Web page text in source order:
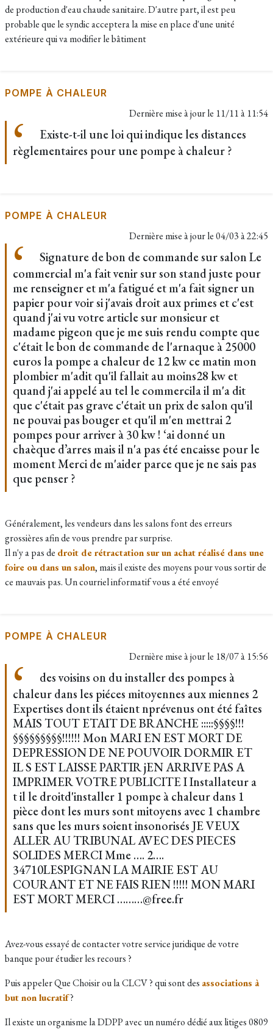
de production d'eau chaude sanitaire. D'autre part, il est peu
probable que le syndic acceptera la mise en place d'une unité
extérieure qui va modifier le bâtiment
POMPE À CHALEUR
Dernière mise à jour le 11/11 à 11:54
Existe-t-il une loi qui indique les distances
règlementaires pour une pompe à chaleur ?
POMPE À CHALEUR
Dernière mise à jour le04/03 à 22:45
Signature de bon de commande sur salon Le
commercial m'a fait venir sur son stand juste pour
me renseigner et m'a fatigué et m'a fait signer un
papier pour voir si j'avais droit aux primes et c'est
quand j'ai vu votre article sur monsieur et
madame pigeon que je me suis rendu compte que
c'était le bon de commande de l'arnaque à 25000
euros la pompe a chaleur de 12 kw ce matin mon
plombier m'adit qu'il fallait au moins28 kw et
quand j'ai appelé au tel le commercila il m'a dit
que c'était pas grave c'était un prix de salon qu'il
ne pouvai pas bouger et qu'il m'en mettrai 2
pompes pour arriver à 30 kw ! ‘ai donné un
chaèque d’arres mais il n'a pas été encaisse pour le
moment Merci de m'aider parce que je ne sais pas
que penser ?
Généralement, les vendeurs dans les salons font des erreurs
grossières afin de vous prendre par surprise.
Il n'y a pas de droit de rétractation sur un achat réalisé dans une
foire ou dans un salon, mais il existe des moyens pour vous sortir de
ce mauvais pas. Un courriel informatif vous a été envoyé
POMPE À CHALEUR
Dernière mise à jour le 18/07 à 15:56
des voisins on du installer des pompes à
chaleur dans les piéces mitoyennes aux miennes 2
Expertises dont ils étaient nprévenus ont été faîtes
MAIS TOUT ETAIT DE BRANCHE :::::§§§§!!!
§§§§§§§§§!!!!!! Mon MARI EN EST MORT DE
DEPRESSION DE NE POUVOIR DORMIR ET
IL S EST LAISSE PARTIR jEN ARRIVE PAS A
IMPRIMER VOTRE PUBLICITE I Installateur a
t il le droitd'installer 1 pompe à chaleur dans 1
pièce dont les murs sont mitoyens avec 1 chambre
sans que les murs soient insonorisés JE VEUX
ALLER AU TRIBUNAL AVEC DES PIECES
SOLIDES MERCI Mme …. 2….
34710LESPIGNAN LA MAIRIE EST AU
COURANT ET NE FAIS RIEN !!!!! MON MARI
EST MORT MERCI ………@free.fr
Avez-vous essayé de contacter votre service juridique de votre
banque pour étudier les recours ?
Puis appeler Que Choisir ou la CLCV ? qui sont des associations à
but non lucratif?
Il existe un organisme la DDPP avec un numéro dédié aux litiges 0809